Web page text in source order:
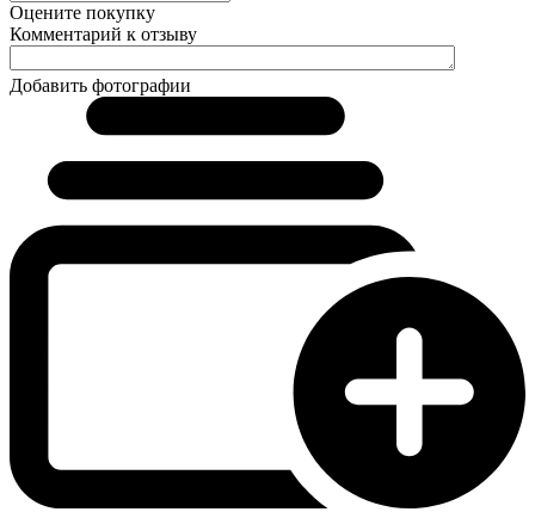
Оцените покупку
Комментарий к отзыву
Добавить фотографии